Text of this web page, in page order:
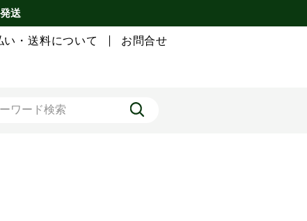
送
い・送料について お問合せ